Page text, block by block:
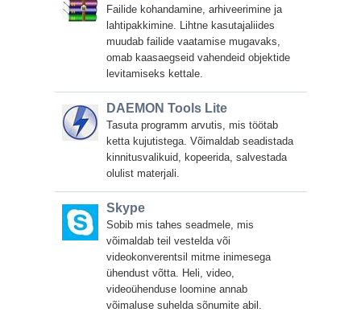
Failide kohandamine, arhiveerimine ja
lahtipakkimine. Lihtne kasutajaliides
muudab failide vaatamise mugavaks,
omab kaasaegseid vahendeid objektide
levitamiseks kettale.
DAEMON Tools Lite
Tasuta programm arvutis, mis töötab
ketta kujutistega. Võimaldab seadistada
kinnitusvalikuid, kopeerida, salvestada
olulist materjali.
Skype
Sobib mis tahes seadmele, mis
võimaldab teil vestelda või
videokonverentsil mitme inimesega
ühendust võtta. Heli, video,
videoühenduse loomine annab
võimaluse suhelda sõnumite abil.